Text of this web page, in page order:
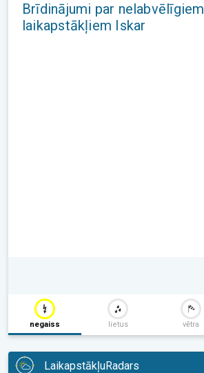
Brīdinājumi par nelabvēlīgiem
laikapstākļiem Iskar
negaiss lietus vētra
LaikapstākļuRadars